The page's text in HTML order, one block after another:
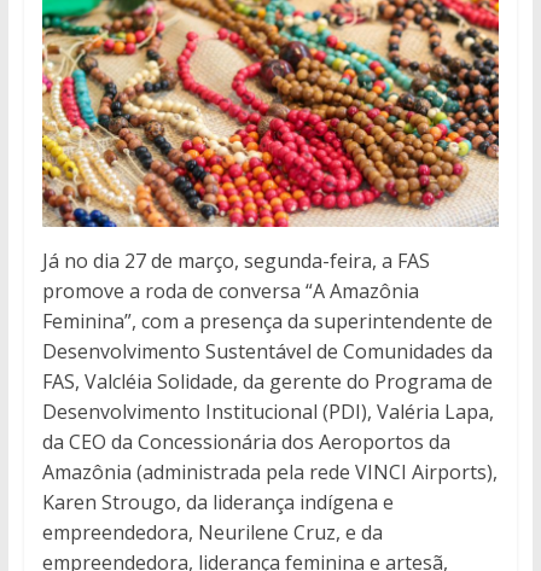
Já no dia 27 de março, segunda-feira, a FAS
promove a roda de conversa “A Amazônia
Feminina”, com a presença da superintendente de
Desenvolvimento Sustentável de Comunidades da
FAS, Valcléia Solidade, da gerente do Programa de
Desenvolvimento Institucional (PDI), Valéria Lapa,
da CEO da Concessionária dos Aeroportos da
Amazônia (administrada pela rede VINCI Airports),
Karen Strougo, da liderança indígena e
empreendedora, Neurilene Cruz, e da
empreendedora, liderança feminina e artesã,